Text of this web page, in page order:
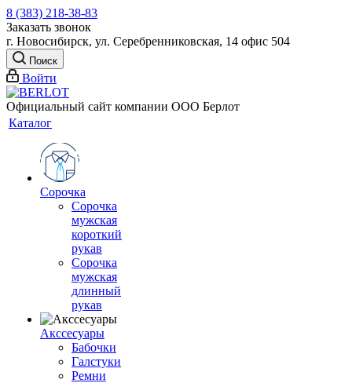
8 (383) 218-38-83
Заказать звонок
г. Новосибирск, ул. Серебренниковская, 14 офис 504
Поиск
Войти
Официальный сайт компании ООО Берлот
Каталог
Сорочка
Сорочка
мужская
короткий
рукав
Сорочка
мужская
длинный
рукав
Акссесуары
Бабочки
Галстуки
Ремни